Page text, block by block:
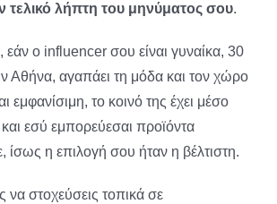
τελικό λήπτη του μηνύματος σου.
εάν ο influencer σου είναι γυναίκα, 30
Αθήνα, αγαπάει τη μόδα και τον χώρο
εμφανίσιμη, το κοινό της έχει μέσο
εσύ εμπορεύεσαι προϊόντα
ίσως η επιλογή σου ήταν η βέλτιστη.
να στοχεύσεις τοπικά σε